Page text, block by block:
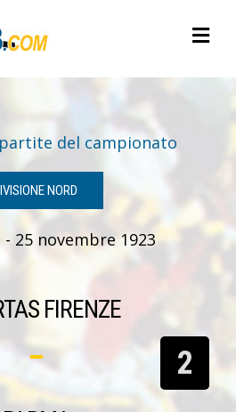
del campionato
NORD
25 novembre 1923
FIRENZE
2